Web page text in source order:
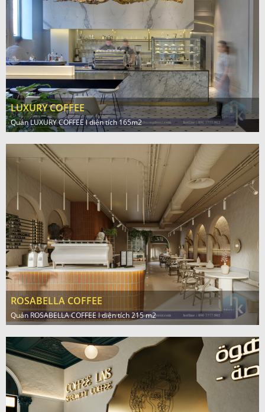
LUXURY COFFEE
Quán LUXURY COFFEE l diện tích 165m2
ROSABELLA COFFEE
Quán ROSABELLA COFFEE l diện tích 215 m2